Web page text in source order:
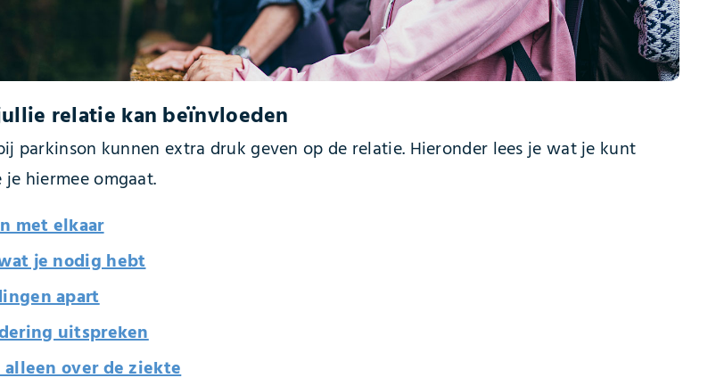
relatie kan beïnvloeden
parkinson kunnen extra druk geven op de relatie. Hieronder lees je wat je kunt
hiermee omgaat.
met elkaar
je nodig hebt
apart
uitspreken
over de ziekte